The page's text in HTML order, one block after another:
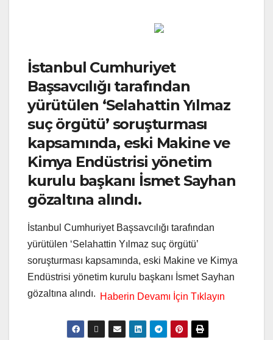
İstanbul Cumhuriyet
Başsavcılığı tarafından
yürütülen ‘Selahattin Yılmaz
suç örgütü’ soruşturması
kapsamında, eski Makine ve
Kimya Endüstrisi yönetim
kurulu başkanı İsmet Sayhan
gözaltına alındı.
İstanbul Cumhuriyet Başsavcılığı tarafından
yürütülen ‘Selahattin Yılmaz suç örgütü’
soruşturması kapsamında, eski Makine ve Kimya
Endüstrisi yönetim kurulu başkanı İsmet Sayhan
gözaltına alındı.